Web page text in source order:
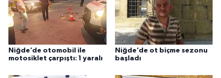
Niğde’de otomobil ile
motosiklet çarpıştı: 1 yaralı
Niğde’de ot biçme sezonu
başladı